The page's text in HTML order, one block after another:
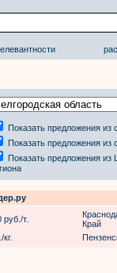
Показать предложения из
Показать предложения из
Показать предложения из
руб./т.
Край